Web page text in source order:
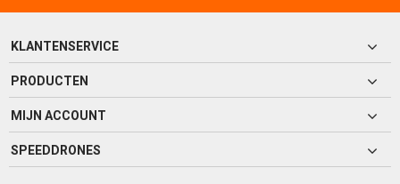
KLANTENSERVICE
PRODUCTEN
MIJN ACCOUNT
SPEEDDRONES